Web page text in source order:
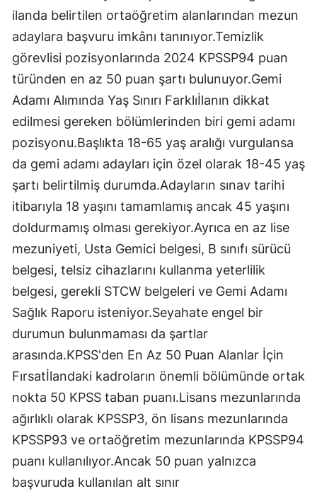
ilanda belirtilen ortaöğretim alanlarından mezun
adaylara başvuru imkânı tanınıyor.Temizlik
görevlisi pozisyonlarında 2024 KPSSP94 puan
türünden en az 50 puan şartı bulunuyor.Gemi
Adamı Alımında Yaş Sınırı Farklıİlanın dikkat
edilmesi gereken bölümlerinden biri gemi adamı
pozisyonu.Başlıkta 18-65 yaş aralığı vurgulansa
da gemi adamı adayları için özel olarak 18-45 yaş
şartı belirtilmiş durumda.Adayların sınav tarihi
itibarıyla 18 yaşını tamamlamış ancak 45 yaşını
doldurmamış olması gerekiyor.Ayrıca en az lise
mezuniyeti, Usta Gemici belgesi, B sınıfı sürücü
belgesi, telsiz cihazlarını kullanma yeterlilik
belgesi, gerekli STCW belgeleri ve Gemi Adamı
Sağlık Raporu isteniyor.Seyahate engel bir
durumun bulunmaması da şartlar
arasında.KPSS'den En Az 50 Puan Alanlar İçin
Fırsatİlandaki kadroların önemli bölümünde ortak
nokta 50 KPSS taban puanı.Lisans mezunlarında
ağırlıklı olarak KPSSP3, ön lisans mezunlarında
KPSSP93 ve ortaöğretim mezunlarında KPSSP94
puanı kullanılıyor.Ancak 50 puan yalnızca
başvuruda kullanılan alt sınır